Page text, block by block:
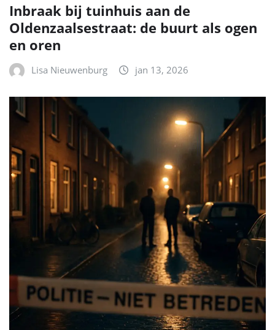
Inbraak bij tuinhuis aan de
Oldenzaalsestraat: de buurt als ogen
en oren
Lisa Nieuwenburg jan 13, 2026